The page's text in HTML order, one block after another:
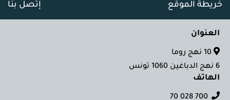
خريطة الموقع
إتصل بنا
العنوان
6 نهج الدباغين 1060 تونس
الهاتف
700 028 70